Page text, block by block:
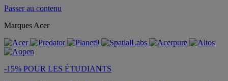
Passer au contenu
Marques Acer
-15% POUR LES ÉTUDIANTS